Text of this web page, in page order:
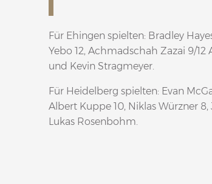
Für Ehingen spielten: Bradley
Yebo 12, Achmadschah Zazai 9/
und Kevin Stragmeyer.
Für Heidelberg spielten: Evan
Albert Kuppe 10, Niklas Würzner
Lukas Rosenbohm.